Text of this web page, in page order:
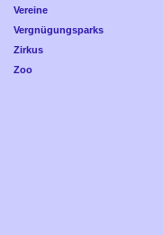
Vereine
Vergnügungsparks
Zirkus
Zoo